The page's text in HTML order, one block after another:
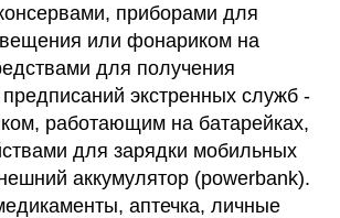
приборами для
или фонариком на
для получения
экстренных служб -
работающим на батарейках,
для зарядки мобильных
аккумулятор (powerbank).
аптечка, личные